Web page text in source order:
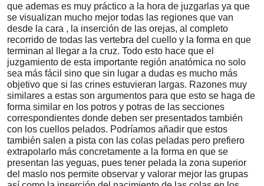
que ademas es muy práctico a la hora de juzgarlas ya que
se visualizan mucho mejor todas las regiones que van
desde la cara , la inserción de las orejas, al completo
recorrido de todas las vertebra del cuello y la forma en que
terminan al llegar a la cruz. Todo esto hace que el
juzgamiento de esta importante región anatómica no solo
sea más fácil sino que sin lugar a dudas es mucho más
objetivo que si las crines estuvieran largas. Razones muy
similares a estas son argumentos para que esto se haga de
forma similar en los potros y potras de las secciones
correspondientes donde deben ser presentados también
con los cuellos pelados. Podríamos añadir que estos
también salen a pista con las colas peladas pero prefiero
extrapolarlo más concretamente a la forma en que se
presentan las yeguas, pues tener pelada la zona superior
del maslo nos permite observar y valorar mejor las grupas